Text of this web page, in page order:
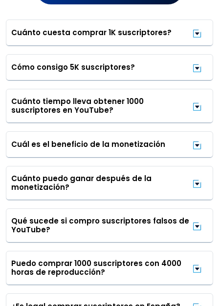
Cuánto cuesta comprar 1K suscriptores?
Cómo consigo 5K suscriptores?
Cuánto tiempo lleva obtener 1000
suscriptores en YouTube?
Cuál es el beneficio de la monetización
Cuánto puedo ganar después de la
monetización?
Qué sucede si compro suscriptores falsos de
YouTube?
Puedo comprar 1000 suscriptores con 4000
horas de reproducción?